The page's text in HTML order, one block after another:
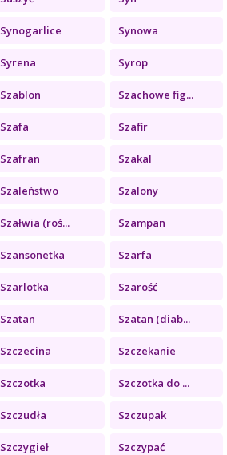
Synogarlice Synowa
Syrena Syrop
Szablon Szachowe fig...
Szafa Szafir
Szafran Szakal
Szaleństwo Szalony
Szałwia (roś... Szampan
Szansonetka Szarfa
Szarlotka Szarość
Szatan Szatan (diab...
Szczecina Szczekanie
Szczotka Szczotka do ...
Szczudła Szczupak
Szczygieł Szczypać